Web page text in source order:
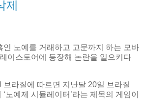
인 노예를 거래하고 고문까지 하는 모바
이스토어에 등장해 논란을 일으키다
브라질에 따르면 지난달 20일 브라질
노예제 시뮬레이터’라는 제목의 게임이